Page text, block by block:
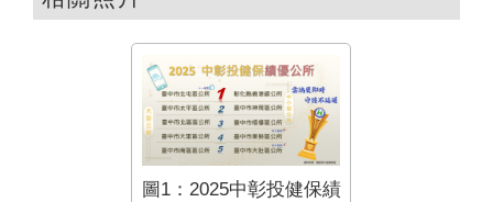
圖1：2025中彰投健保績